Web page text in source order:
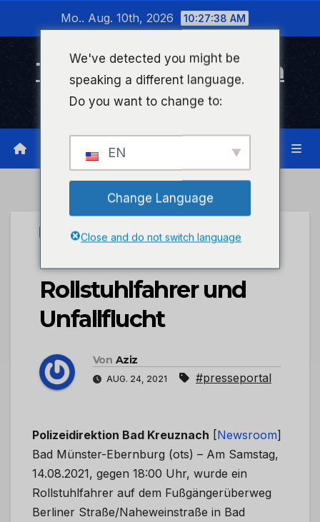
wechseln
Mo.. Aug. 10th, 2026 10:27:38 AM
Timeline Bad Kreuznach
Infonetzwerk für Bad Kreuznach
PRESSEPORTAL
POL-PDKH: Verletzter
Rollstuhlfahrer und
Unfallflucht
Von Aziz
AUG. 24, 2021 #presseportal
Polizeidirektion Bad Kreuznach [Newsroom]
Bad Münster-Ebernburg (ots) – Am Samstag,
14.08.2021, gegen 18:00 Uhr, wurde ein
Rollstuhlfahrer auf dem Fußgängerüberweg
Berliner Straße/Naheweinstraße in Bad
We've detected you might be
speaking a different language.
Do you want to change to:
EN
Change Language
Close and do not switch language